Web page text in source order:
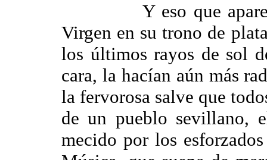
Y eso que aparecía
Virgen en su trono de
los últimos rayos de sol
cara, la hacían aún más
la fervorosa salve que
de un pueblo sevillano,
mecido por los